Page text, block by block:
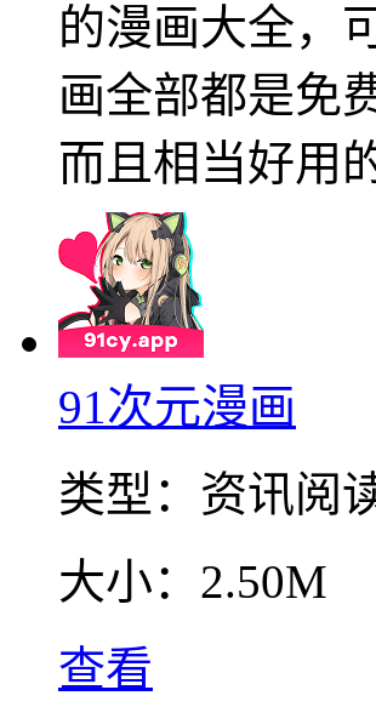
的漫画大全，
画全部都是免
而且相当好用
91次元漫画
类型： 资讯阅
大小： 2.50M
查看